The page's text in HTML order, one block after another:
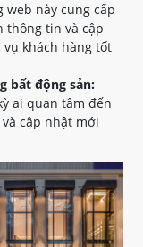
web này cung cấp
thông tin và cập
khách hàng tốt
bất động sản:
ai quan tâm đến
cập nhật mới